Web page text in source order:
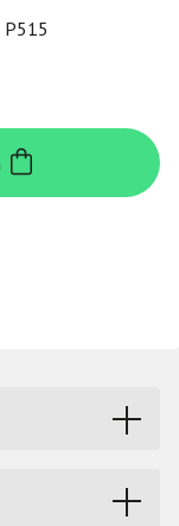
P515
utseendet till